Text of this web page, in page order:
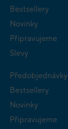
Bestsellery
Novinky
Připravujeme
Slevy
Předobjednávky
Bestsellery
Novinky
Připravujeme